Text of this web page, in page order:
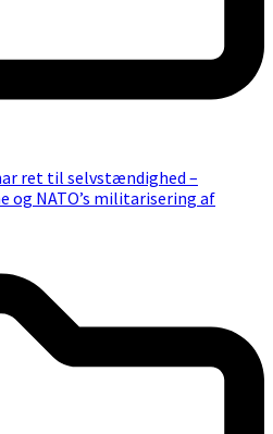
ret til selvstændighed –
og NATO’s militarisering af